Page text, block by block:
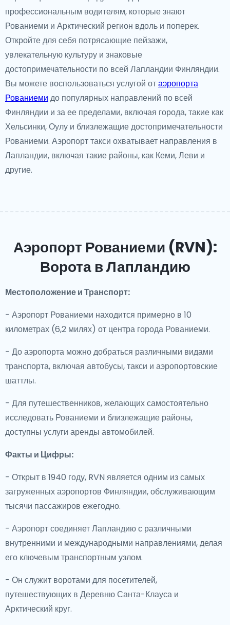
профессиональным водителям, которые знают
Рованиеми и Арктический регион вдоль и поперек.
Откройте для себя потрясающие пейзажи,
увлекательную культуру и знаковые
достопримечательности по всей Лапландии Финляндии.
Вы можете воспользоваться услугой отаэропорта
Рованиеми до популярных направлений по всей
Финляндии и за ее пределами, включая города, такие как
Хельсинки, Оулу и близлежащие достопримечательности
Рованиеми. Аэропорт такси охватывает направления в
Лапландии, включая такие районы, как Кеми, Леви и
другие.
Аэропорт Рованиеми (RVN):
Ворота в Лапландию
Местоположение и Транспорт:
- Аэропорт Рованиеми находится примерно в 10
километрах (6,2 милях) от центра города Рованиеми.
- До аэропорта можно добраться различными видами
транспорта, включая автобусы, такси и аэропортовские
шаттлы.
- Для путешественников, желающих самостоятельно
исследовать Рованиеми и близлежащие районы,
доступны услуги аренды автомобилей.
Факты и Цифры:
- Открыт в 1940 году, RVN является одним из самых
загруженных аэропортов Финляндии, обслуживающим
тысячи пассажиров ежегодно.
- Аэропорт соединяет Лапландию с различными
внутренними и международными направлениями, делая
его ключевым транспортным узлом.
- Он служит воротами для посетителей,
путешествующих в Деревню Санта-Клауса и
Арктический круг.